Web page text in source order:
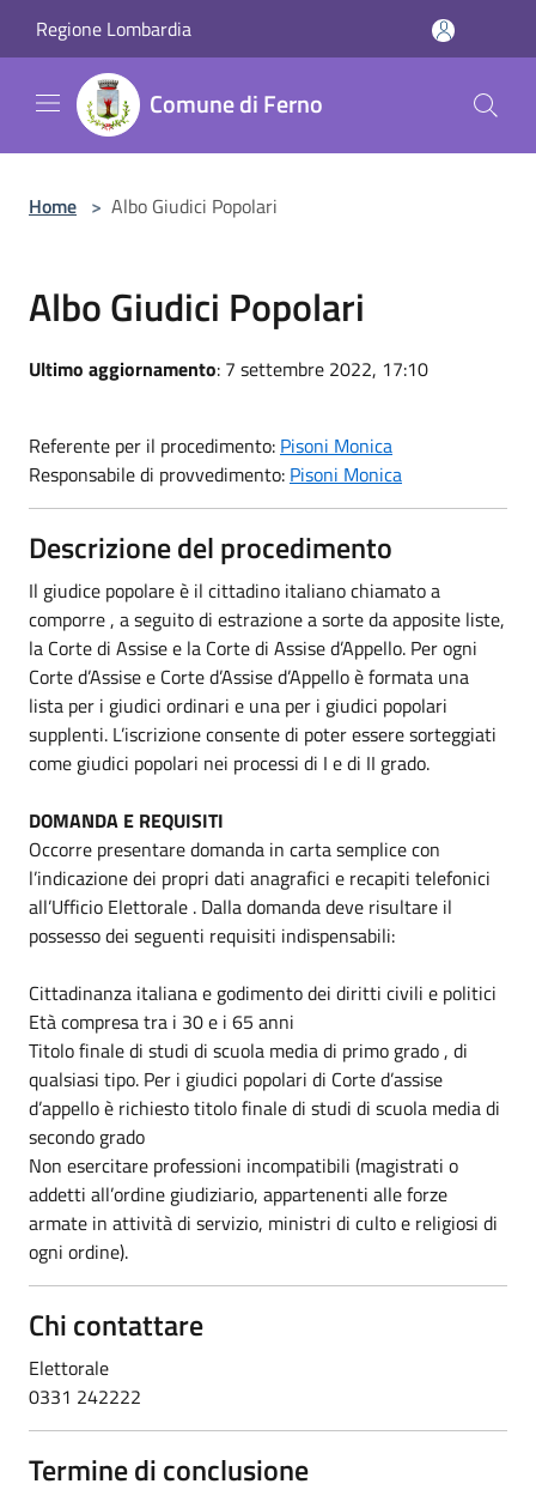
Regione Lombardia
Comune di Ferno
Home > Albo Giudici Popolari
Albo Giudici Popolari
Ultimo aggiornamento: 7 settembre 2022, 17:10
Referente per il procedimento: Pisoni Monica
Responsabile di provvedimento: Pisoni Monica
Descrizione del procedimento
Il giudice popolare è il cittadino italiano chiamato a
comporre , a seguito di estrazione a sorte da apposite liste,
la Corte di Assise e la Corte di Assise d’Appello. Per ogni
Corte d’Assise e Corte d’Assise d’Appello è formata una
lista per i giudici ordinari e una per i giudici popolari
supplenti. L’iscrizione consente di poter essere sorteggiati
come giudici popolari nei processi di I e di II grado.
DOMANDA E REQUISITI
Occorre presentare domanda in carta semplice con
l’indicazione dei propri dati anagrafici e recapiti telefonici
all’Ufficio Elettorale . Dalla domanda deve risultare il
possesso dei seguenti requisiti indispensabili:
Cittadinanza italiana e godimento dei diritti civili e politici
Età compresa tra i 30 e i 65 anni
Titolo finale di studi di scuola media di primo grado , di
qualsiasi tipo. Per i giudici popolari di Corte d’assise
d’appello è richiesto titolo finale di studi di scuola media di
secondo grado
Non esercitare professioni incompatibili (magistrati o
addetti all’ordine giudiziario, appartenenti alle forze
armate in attività di servizio, ministri di culto e religiosi di
ogni ordine).
Chi contattare
Elettorale
0331 242222
Termine di conclusione